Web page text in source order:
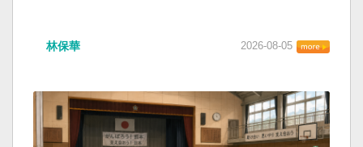
林保華 2026-08-05